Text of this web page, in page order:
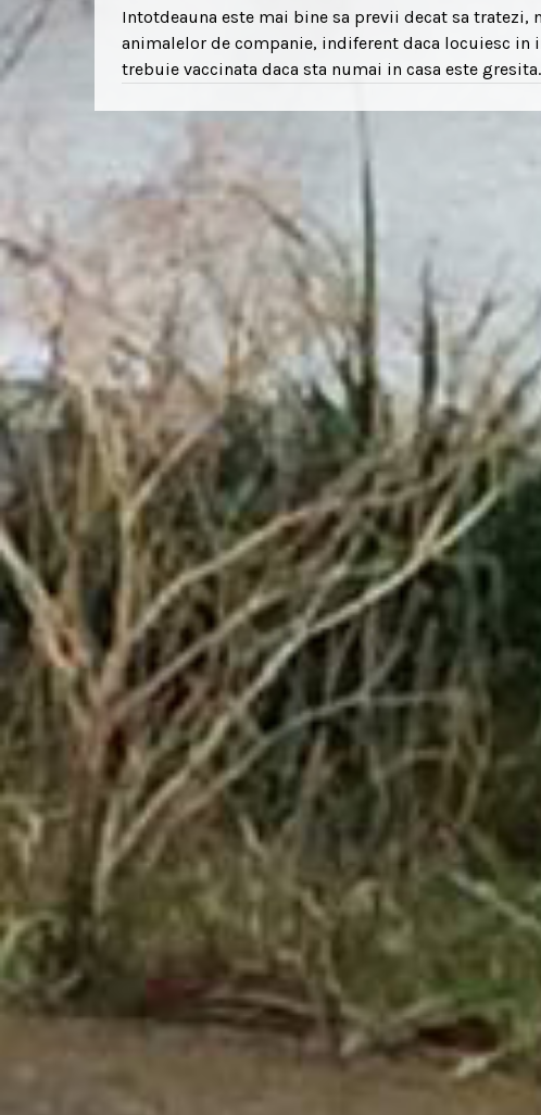
Intotdeauna este mai bine sa previi decat sa tratezi,
animalelor de companie, indiferent daca locuiesc in
trebuie vaccinata daca sta numai in casa este